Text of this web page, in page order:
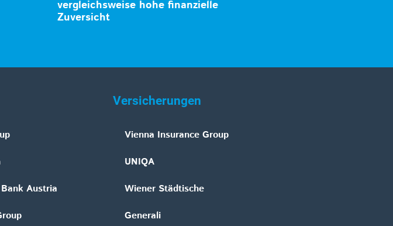
vergleichsweise hohe finanzielle
Zuversicht
Austria
Versicherungen
Vienna Insurance Group
UNIQA
Wiener Städtische
Generali